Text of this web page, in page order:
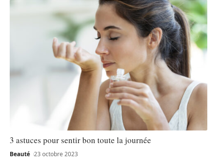
3 astuces pour sentir bon toute la journée
Beauté 23 octobre 2023